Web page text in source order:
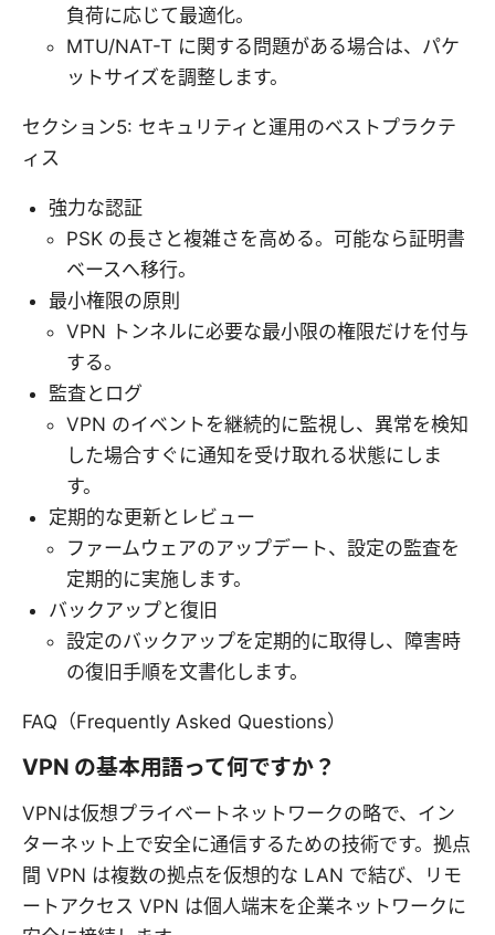
負荷に応じて最適化。
MTU/NAT-T に関する問題がある場合は、パケ
ットサイズを調整します。
セクション5: セキュリティと運用のベストプラクテ
ィス
強力な認証
PSK の長さと複雑さを高める。可能なら証明書
ベースへ移行。
最小権限の原則
VPN トンネルに必要な最小限の権限だけを付与
する。
監査とログ
VPN のイベントを継続的に監視し、異常を検知
した場合すぐに通知を受け取れる状態にしま
す。
定期的な更新とレビュー
ファームウェアのアップデート、設定の監査を
定期的に実施します。
バックアップと復旧
設定のバックアップを定期的に取得し、障害時
の復旧手順を文書化します。
FAQ（Frequently Asked Questions）
VPN の基本用語って何ですか？
VPNは仮想プライベートネットワークの略で、イン
ターネット上で安全に通信するための技術です。拠点
間 VPN は複数の拠点を仮想的な LAN で結び、リモ
ートアクセス VPN は個人端末を企業ネットワークに